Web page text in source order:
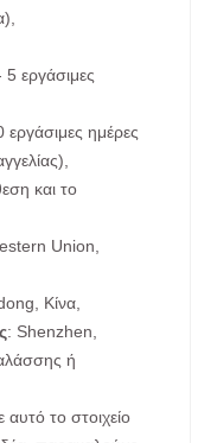
5 εργάσιμες
εργάσιμες ημέρες
και το
Union,
Κίνα,
: Shenzhen,
ή
το στοιχείο